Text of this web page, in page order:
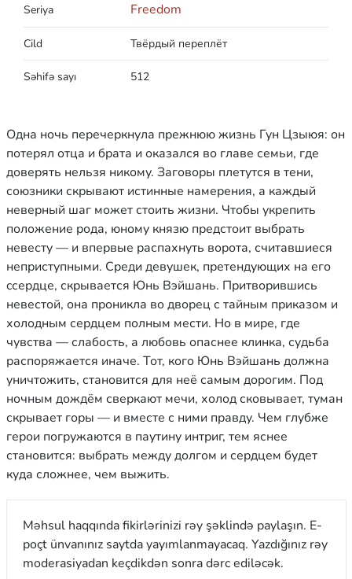
Seriya Freedom
Cild Твёрдый переплёт
Səhifə sayı 512
Одна ночь перечеркнула прежнюю жизнь Гун Цзыюя: он
потерял отца и брата и оказался во главе семьи, где
доверять нельзя никому. Заговоры плетутся в тени,
союзники скрывают истинные намерения, а каждый
неверный шаг может стоить жизни. Чтобы укрепить
положение рода, юному князю предстоит выбрать
невесту — и впервые распахнуть ворота, считавшиеся
неприступными. Среди девушек, претендующих на его
cсердце, скрывается Юнь Вэйшань. Притворившись
невестой, она проникла во дворец с тайным приказом и
холодным сердцем полным мести. Но в мире, где
чувства — слабость, а любовь опаснее клинка, судьба
распоряжается иначе. Тот, кого Юнь Вэйшань должна
уничтожить, становится для неё самым дорогим. Под
ночным дождём сверкают мечи, холод сковывает, туман
скрывает горы — и вместе с ними правду. Чем глубже
герои погружаются в паутину интриг, тем яснее
становится: выбрать между долгом и сердцем будет
куда сложнее, чем выжить.
Məhsul haqqında fikirlərinizi rəy şəklində paylaşın. E-
poçt ünvanınız saytda yayımlanmayacaq. Yazdığınız rəy
moderasiyadan keçdikdən sonra dərc ediləcək.